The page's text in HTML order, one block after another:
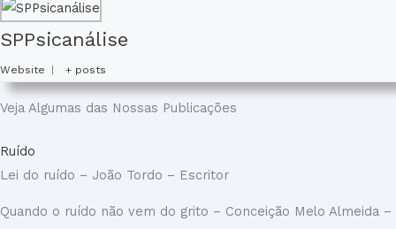
SPPsicanálise
Website | + posts
Veja Algumas das Nossas Publicações
Ruído
Lei do ruído – João Tordo – Escritor
Quando o ruído não vem do grito – Conceição Melo Almeida –